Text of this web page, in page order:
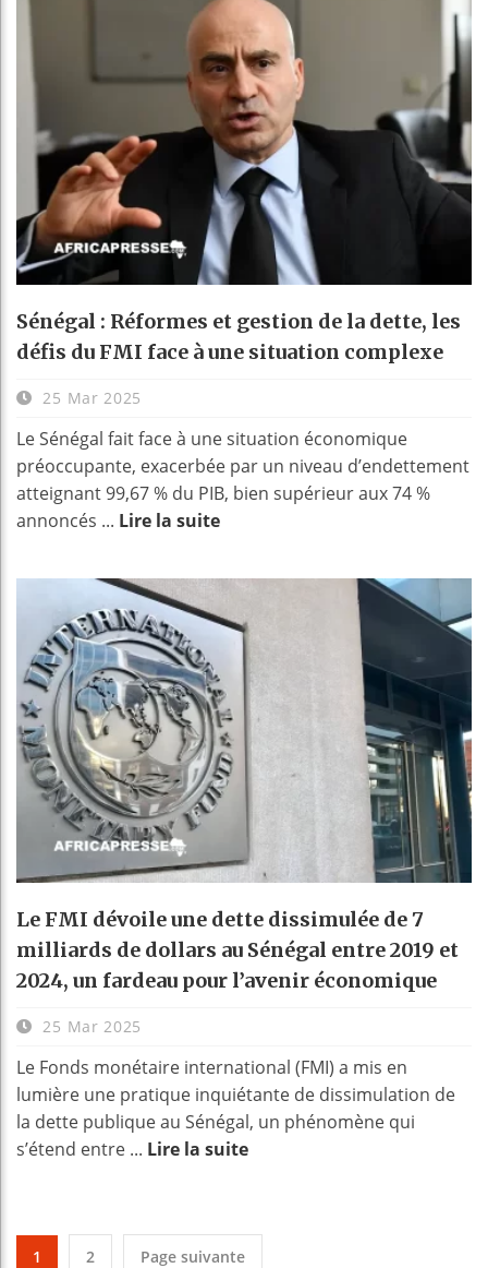
Sénégal : Réformes et gestion de la dette, les
défis du FMI face à une situation complexe
25 Mar 2025
Le Sénégal fait face à une situation économique
préoccupante, exacerbée par un niveau d’endettement
atteignant 99,67 % du PIB, bien supérieur aux 74 %
annoncés ... Lire la suite
Le FMI dévoile une dette dissimulée de 7
milliards de dollars au Sénégal entre 2019 et
2024, un fardeau pour l’avenir économique
25 Mar 2025
Le Fonds monétaire international (FMI) a mis en
lumière une pratique inquiétante de dissimulation de
la dette publique au Sénégal, un phénomène qui
s’étend entre ... Lire la suite
1 2 Page suivante